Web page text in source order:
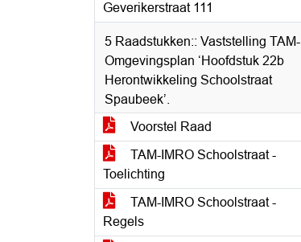
Geverikerstraat 111
5 Raadstukken:: Vaststelling TAM-
Omgevingsplan ‘Hoofdstuk 22b
Herontwikkeling Schoolstraat
Spaubeek’.
Voorstel Raad
TAM-IMRO Schoolstraat -
Toelichting
TAM-IMRO Schoolstraat -
Regels